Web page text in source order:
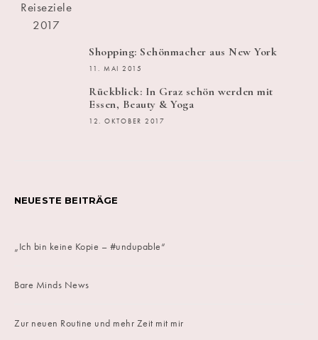
Shopping: Schönmacher aus New York
11. MAI 2015
Rückblick: In Graz schön werden mit
Essen, Beauty & Yoga
12. OKTOBER 2017
NEUESTE BEITRÄGE
„Ich bin keine Kopie – #undupable“
Bare Minds News
Zur neuen Routine und mehr Zeit mit mir